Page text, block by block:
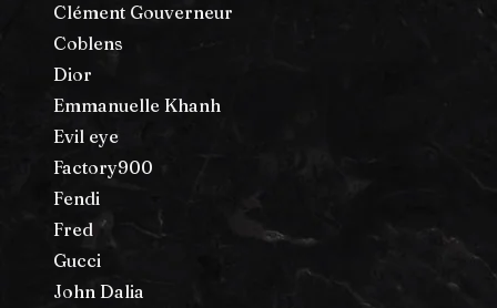
Clément Gouverneur
Coblens
Dior
Emmanuelle Khanh
Evil eye
Factory900
Fendi
Fred
Gucci
John Dalia